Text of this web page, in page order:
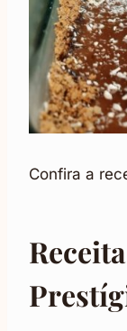
Confira a